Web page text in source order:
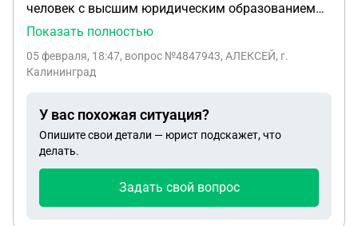
человек с высшим юридическим образованием
(официальный представитель подозреваемого по
части 1 статьи 264.1 Уголовного Кодекса
Российской Федерации) знакомиться с
Показать полностью
05 февраля, 18:47, вопрос №4847943, АЛЕКСЕЙ, г.
Калининград
У вас похожая ситуация?
Опишите свои детали — юрист подскажет, что
делать.
Задать свой вопрос